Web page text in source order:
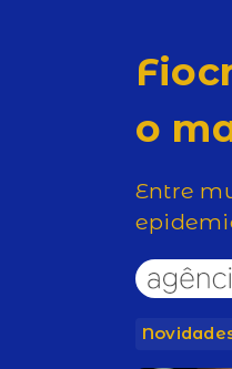
o
Entre